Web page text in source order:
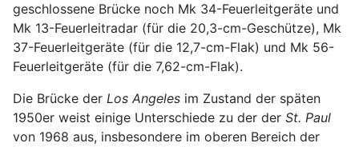
geschlossene Brücke noch Mk 34-Feuerleitgeräte und
Mk 13-Feuerleitradar (für die 20,3-cm-Geschütze), Mk
37-Feuerleitgeräte (für die 12,7-cm-Flak) und Mk 56-
Feuerleitgeräte (für die 7,62-cm-Flak).
Die Brücke der Los Angeles im Zustand der späten
1950er weist einige Unterschiede zu der der St. Paul
von 1968 aus, insbesondere im oberen Bereich der